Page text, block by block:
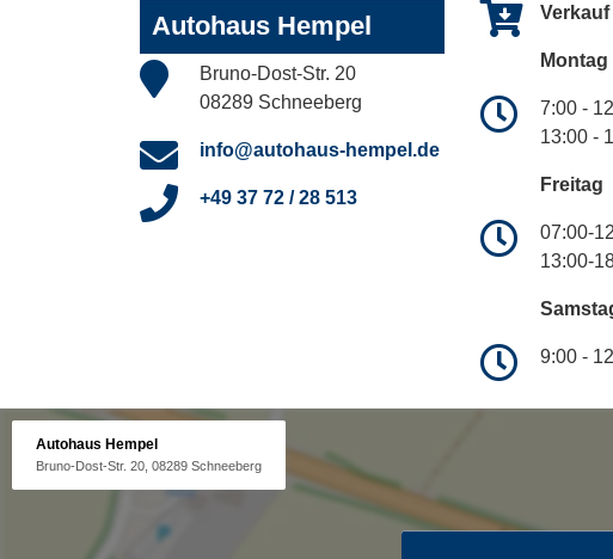
Autohaus Hempel
Bruno-Dost-Str. 20
08289 Schneeberg
info@autohaus-hempel.de
+49 37 72 / 28 513
Verkauf
7:00 -
13:00 -
Freitag
07:00-
13:00-
9:00 -
Autohaus Hempel
Bruno-Dost-Str. 20, 08289 Schneeberg